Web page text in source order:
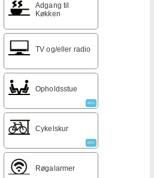
Adgang til
Køkken
TV og/eller radio
Opholdsstue
INFO
Cykelskur
INFO
Røgalarmer